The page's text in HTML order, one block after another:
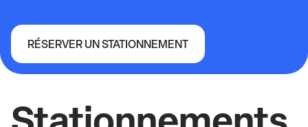
RÉSERVER UN STATIONNEMENT